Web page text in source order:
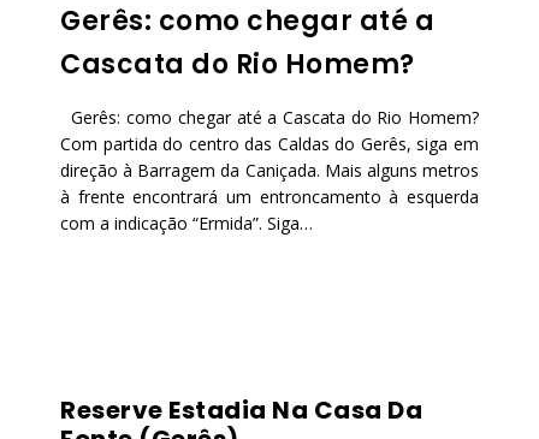
Gerês: como chegar até a
Cascata do Rio Homem?
Gerês: como chegar até a Cascata do Rio Homem?
Com partida do centro das Caldas do Gerês, siga em
direção à Barragem da Caniçada. Mais alguns metros
à frente encontrará um entroncamento à esquerda
com a indicação “Ermida”. Siga…
Reserve Estadia Na Casa Da